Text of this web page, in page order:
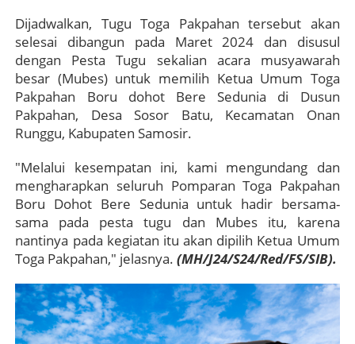
Dijadwalkan, Tugu Toga Pakpahan tersebut akan
selesai dibangun pada Maret 2024 dan disusul
dengan Pesta Tugu sekalian acara musyawarah
besar (Mubes) untuk memilih Ketua Umum Toga
Pakpahan Boru dohot Bere Sedunia di Dusun
Pakpahan, Desa Sosor Batu, Kecamatan Onan
Runggu, Kabupaten Samosir.
"Melalui kesempatan ini, kami mengundang dan
mengharapkan seluruh Pomparan Toga Pakpahan
Boru Dohot Bere Sedunia untuk hadir bersama-
sama pada pesta tugu dan Mubes itu, karena
nantinya pada kegiatan itu akan dipilih Ketua Umum
Toga Pakpahan," jelasnya.(MH/J24/S24/Red/FS/SIB).